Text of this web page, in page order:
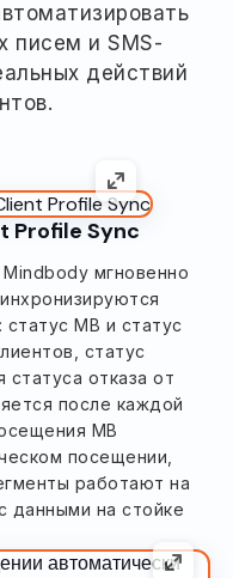
писем и SMS-
действий
Profile Sync
мгновенно
MB и статус
статус
статуса отказа от
после каждой
MB
посещении,
работают на
данными на стойке